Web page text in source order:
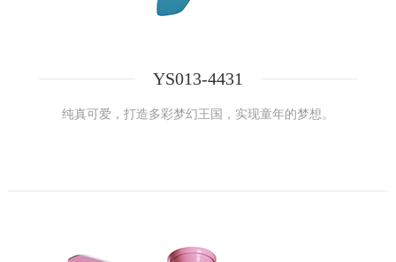
YS013-4431
纯真可爱，打造多彩梦幻王国，实现童年的梦想。